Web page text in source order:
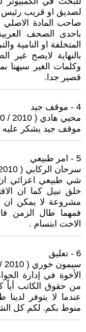
لصديق او قريب رئيس
صاحب المادة
باحدى الصحف
المتخلفة او النامية
بالنهاية لايصح غير
وكلمات الغير سيهنا
قصير جدا.
4 - موقف جيد
محيي هادي ( 2010 / 10 / 29 - 17:31 )
موقف جيد يشكر عليه
5 - امر طبيعي
سرحان الركابي ( 2010 / 10 / 29 - 18:18 )
شي طبيعي اعزائي
خلق نبيل كما ان
مشروعة لا يمكن ان
فمهما طال الزمن
الاخت ابتسام .
6 - تعليق
سيمون خوري ( 2010 / 10 / 29 - 20:46 )
الأخوة في إدارة
من حقوق الكاتب أياً
عندما لا يتوفر
منوط بكم. لكم كل